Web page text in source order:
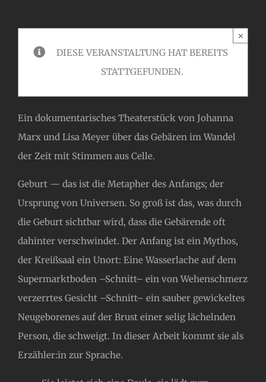
DIESE VERANSTALTUNG HAT BEREITS
STATTGEFUNDEN.
×
Ein dokumentarisches Theaterstück von Johanna
Marx und Lisa Meyer über das Gebären im Wandel
der Zeit mit Stimmen aus Celle.
Geburt — das ist die Metapher des Anfangs; der
Ursprung von Universen. So groß ist das, was durch
die Geburt sichtbar wird, dass die Gebärende oft
dahinter verschwindet. Der Anfang ist ein Mythos,
der Kreißsaal ein Unort: Eine Wasserlache auf dem
Supermarktboden –Schnitt– ein von Wehenschmerz
verzerrtes Gesicht –Schnitt– ein sauber gewickeltes
Neugeborenes auf der Brust einer selig lächelnden
Person, die schweigt. In dieser Arbeit kommt sie als
Erzähler:in zur Sprache.